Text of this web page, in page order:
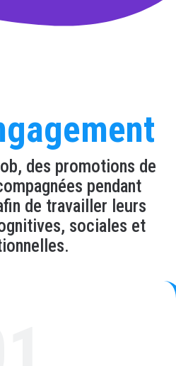
des promotions de
pendant
de travailler leurs
sociales et